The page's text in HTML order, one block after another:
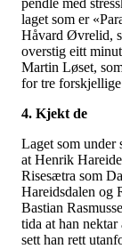
pendle med
laget som er
Håvard Øvrelid,
overstig eitt
Martin Løset,
for tre
4. Kjekt de
Laget som under
at Henrik
Risesætra som
Hareidsdalen og
Bastian
tida at han
sett han rett